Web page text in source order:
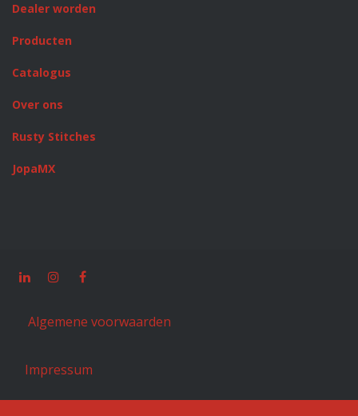
Dealer worden
Producten
Catalogus
Over ons
Rusty Stitches
JopaMX
Algemene voorwaarden
Impressum